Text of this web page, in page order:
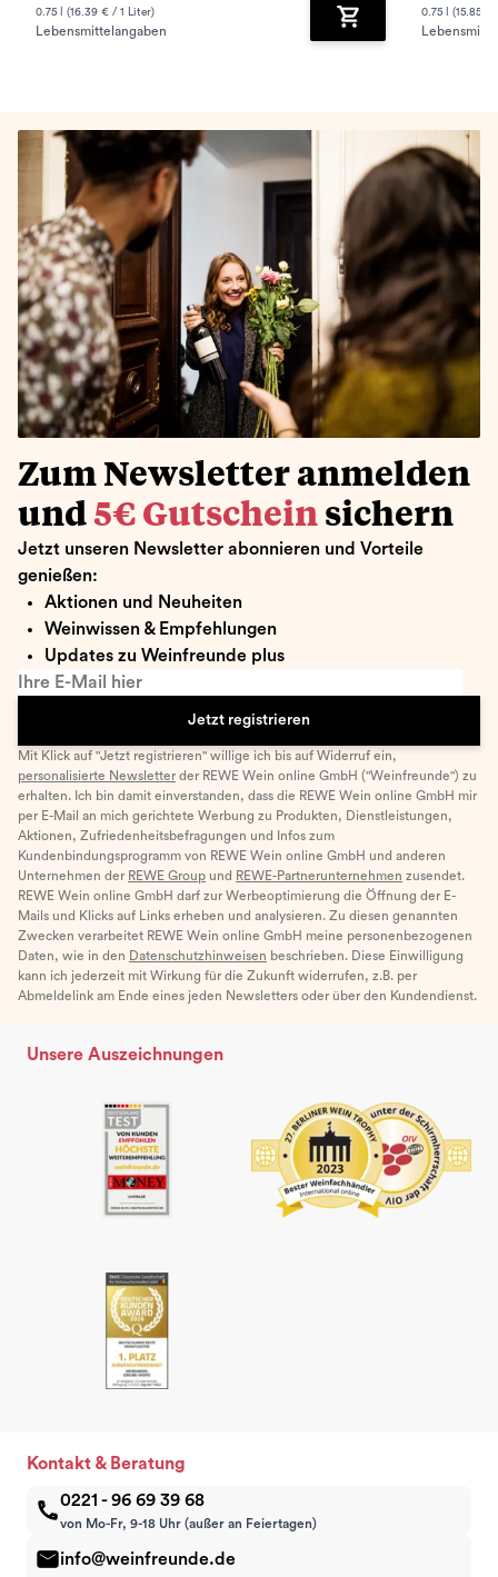
0.75 l (16.39 € / 1 Liter)
Lebensmittelangaben Zum Warenkorb
0.75 l (15.85 €
Zum Newsletter anmelden
und 5€ Gutschein sichern
Jetzt unseren Newsletter abonnieren und Vorteile
genießen:
Aktionen und Neuheiten
Weinwissen & Empfehlungen
Updates zu Weinfreunde plus
Ihre E-Mail hier
Jetzt registrieren
Mit Klick auf "Jetzt registrieren" willige ich bis auf Widerruf ein,
personalisierte Newsletter der REWE Wein online GmbH ("Weinfreunde") zu
erhalten. Ich bin damit einverstanden, dass die REWE Wein online GmbH mir
per E-Mail an mich gerichtete Werbung zu Produkten, Dienstleistungen,
Aktionen, Zufriedenheitsbefragungen und Infos zum
Kundenbindungsprogramm von REWE Wein online GmbH und anderen
Unternehmen der REWE Group und REWE-Partnerunternehmen zusendet.
REWE Wein online GmbH darf zur Werbeoptimierung die Öffnung der E-
Mails und Klicks auf Links erheben und analysieren. Zu diesen genannten
Zwecken verarbeitet REWE Wein online GmbH meine personenbezogenen
Daten, wie in den Datenschutzhinweisen beschrieben. Diese Einwilligung
kann ich jederzeit mit Wirkung für die Zukunft widerrufen, z.B. per
Abmeldelink am Ende eines jeden Newsletters oder über den Kundendienst.
Unsere Auszeichnungen
Kontakt & Beratung
0221 - 96 69 39 68
von Mo-Fr, 9-18 Uhr (außer an Feiertagen)
info@weinfreunde.de